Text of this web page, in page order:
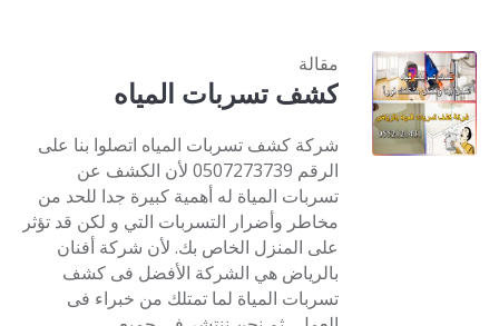
مقالة
كشف تسربات المياه
شركة كشف تسربات المياه اتصلوا بنا على
الرقم 0507273739 لأن الكشف عن
تسربات المياة له أهمية كبيرة جدا للحد من
مخاطر وأضرار التسربات التي و لكن قد تؤثر
على المنزل الخاص بك. لأن شركة أفنان
بالرياض هي الشركة الأفضل فى كشف
تسربات المياة لما تمتلك من خبراء فى